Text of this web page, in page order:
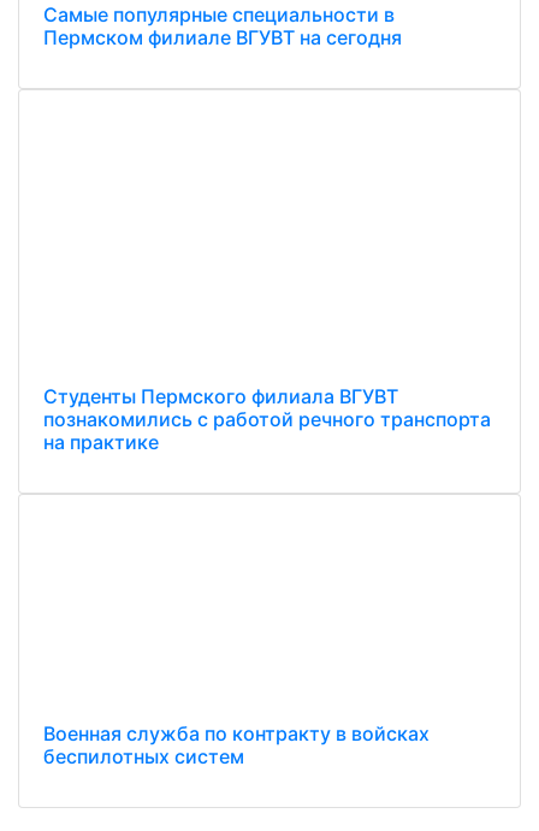
Самые популярные специальности в
Пермском филиале ВГУВТ на сегодня
Студенты Пермского филиала ВГУВТ
познакомились с работой речного транспорта
на практике
Военная служба по контракту в войсках
беспилотных систем